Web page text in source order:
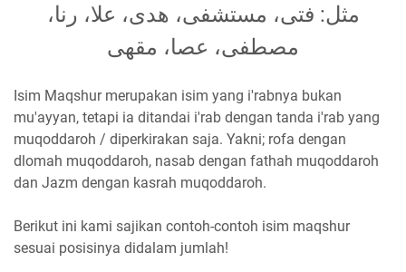
مثل: فتى، مستشفى، هدى، علا، رنا،
مصطفى، عصا، مقهى
Isim Maqshur merupakan isim yang i'rabnya bukan
mu'ayyan, tetapi ia ditandai i'rab dengan tanda i'rab yang
muqoddaroh / diperkirakan saja. Yakni; rofa dengan
dlomah muqoddaroh, nasab dengan fathah muqoddaroh
dan Jazm dengan kasrah muqoddaroh.
Berikut ini kami sajikan contoh-contoh isim maqshur
sesuai posisinya didalam jumlah!